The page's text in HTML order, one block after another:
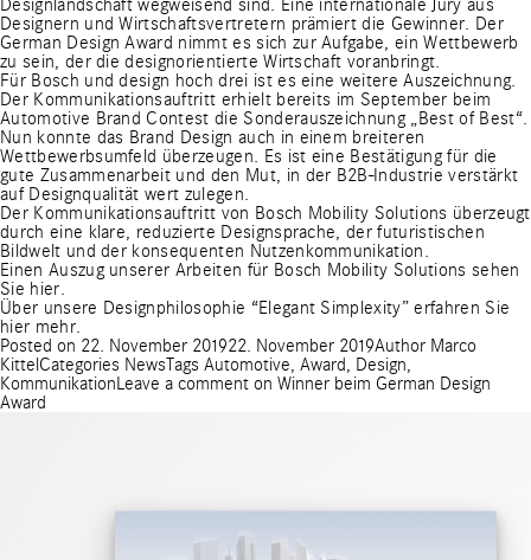
Designlandschaft wegweisend sind. Eine internationale Jury aus
Designern und Wirtschaftsvertretern prämiert die Gewinner. Der
German Design Award nimmt es sich zur Aufgabe, ein Wettbewerb
zu sein, der die designorientierte Wirtschaft voranbringt.
Für Bosch und design hoch drei ist es eine weitere Auszeichnung.
Der Kommunikationsauftritt erhielt bereits im September beim
Automotive Brand Contest die Sonderauszeichnung „Best of Best“.
Nun konnte das Brand Design auch in einem breiteren
Wettbewerbsumfeld überzeugen. Es ist eine Bestätigung für die
gute Zusammenarbeit und den Mut, in der B2B-Industrie verstärkt
auf Designqualität wert zulegen.
Der Kommunikationsauftritt von Bosch Mobility Solutions überzeugt
durch eine klare, reduzierte Designsprache, der futuristischen
Bildwelt und der konsequenten Nutzenkommunikation.
Einen Auszug unserer Arbeiten für Bosch Mobility Solutions sehen
Sie hier.
Über unsere Designphilosophie “Elegant Simplexity” erfahren Sie
hier mehr.
Posted on 22. November 201922. November 2019Author Marco
KittelCategories NewsTags Automotive, Award, Design,
KommunikationLeave a comment on Winner beim German Design
Award